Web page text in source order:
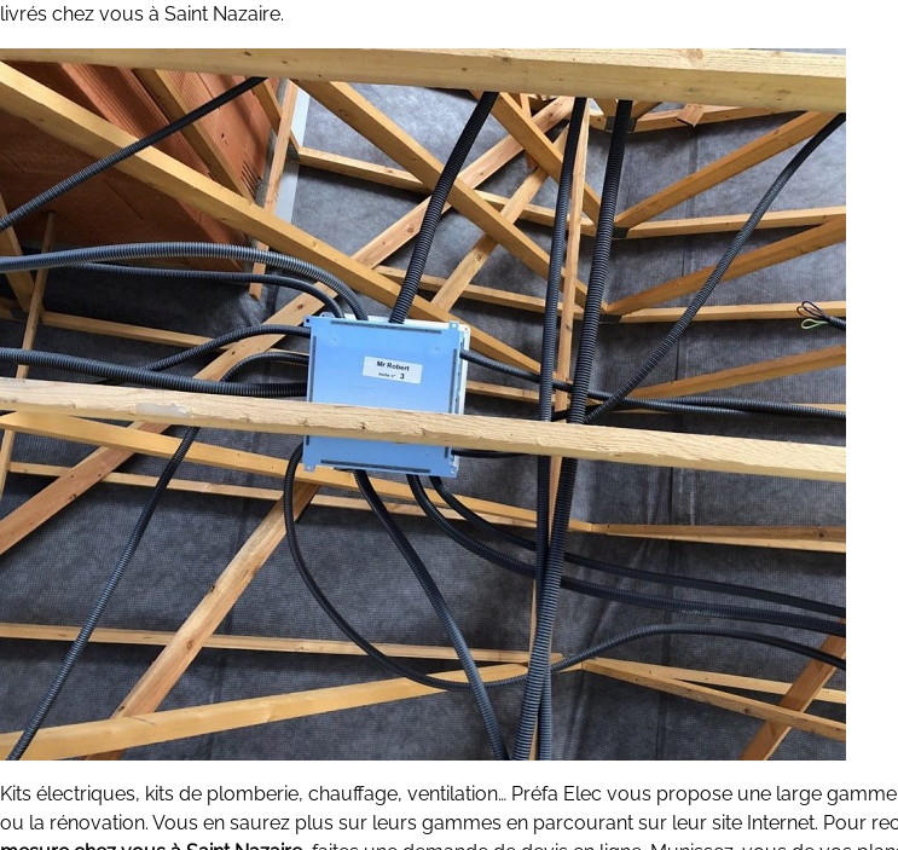
livrés chez vous à Saint Nazaire.
Kits électriques, kits de plomberie, chauffage, ventilation… Préfa Elec vous propose une large
ou la rénovation. Vous en saurez plus sur leurs gammes en parcourant sur leur site Internet. Pour